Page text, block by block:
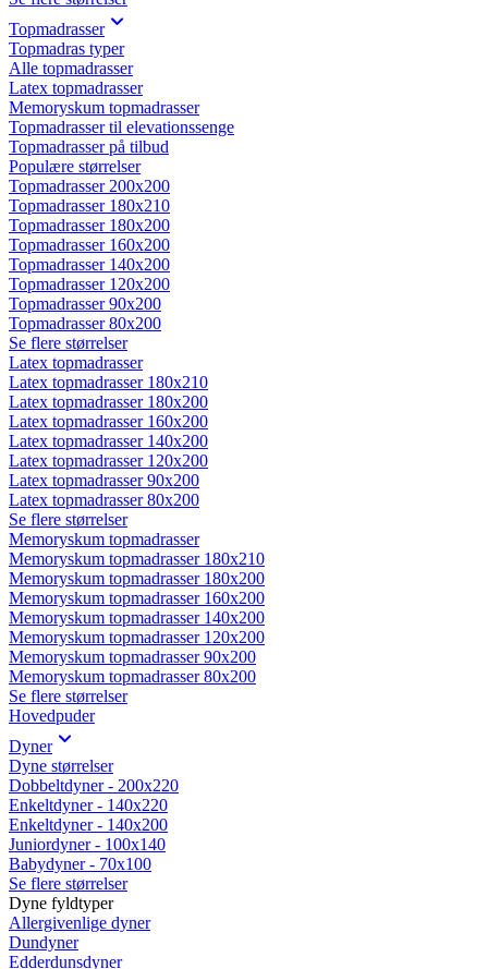
Topmadrasser
Topmadras typer
Alle topmadrasser
Latex topmadrasser
Memoryskum topmadrasser
Topmadrasser til elevationssenge
Topmadrasser på tilbud
Populære størrelser
Topmadrasser 200x200
Topmadrasser 180x210
Topmadrasser 180x200
Topmadrasser 160x200
Topmadrasser 140x200
Topmadrasser 120x200
Topmadrasser 90x200
Topmadrasser 80x200
Se flere størrelser
Latex topmadrasser
Latex topmadrasser 180x210
Latex topmadrasser 180x200
Latex topmadrasser 160x200
Latex topmadrasser 140x200
Latex topmadrasser 120x200
Latex topmadrasser 90x200
Latex topmadrasser 80x200
Se flere størrelser
Memoryskum topmadrasser
Memoryskum topmadrasser 180x210
Memoryskum topmadrasser 180x200
Memoryskum topmadrasser 160x200
Memoryskum topmadrasser 140x200
Memoryskum topmadrasser 120x200
Memoryskum topmadrasser 90x200
Memoryskum topmadrasser 80x200
Se flere størrelser
Hovedpuder
Dyner
Dyne størrelser
Dobbeltdyner - 200x220
Enkeltdyner - 140x220
Enkeltdyner - 140x200
Juniordyner - 100x140
Babydyner - 70x100
Se flere størrelser
Dyne fyldtyper
Allergivenlige dyner
Dundyner
Edderdunsdyner